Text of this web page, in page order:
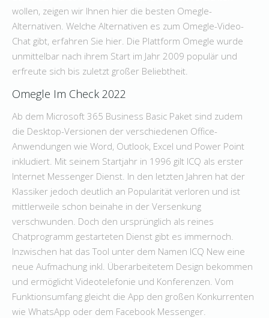
wollen, zeigen wir Ihnen hier die besten Omegle-
Alternativen. Welche Alternativen es zum Omegle-Video-
Chat gibt, erfahren Sie hier. Die Plattform Omegle wurde
unmittelbar nach ihrem Start im Jahr 2009 populär und
erfreute sich bis zuletzt großer Beliebtheit.
Omegle Im Check 2022
Ab dem Microsoft 365 Business Basic Paket sind zudem
die Desktop-Versionen der verschiedenen Office-
Anwendungen wie Word, Outlook, Excel und Power Point
inkludiert. Mit seinem Startjahr in 1996 gilt ICQ als erster
Internet Messenger Dienst. In den letzten Jahren hat der
Klassiker jedoch deutlich an Popularität verloren und ist
mittlerweile schon beinahe in der Versenkung
verschwunden. Doch den ursprünglich als reines
Chatprogramm gestarteten Dienst gibt es immernoch.
Inzwischen hat das Tool unter dem Namen ICQ New eine
neue Aufmachung inkl. Überarbeitetem Design bekommen
und ermöglicht Videotelefonie und Konferenzen. Vom
Funktionsumfang gleicht die App den großen Konkurrenten
wie WhatsApp oder dem Facebook Messenger.